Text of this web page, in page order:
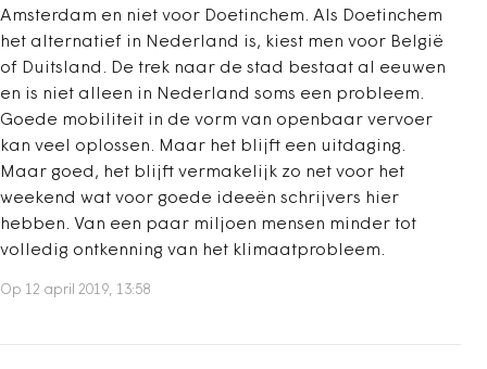
Amsterdam en niet voor Doetinchem. Als Doetinchem
het alternatief in Nederland is, kiest men voor België
of Duitsland. De trek naar de stad bestaat al eeuwen
en is niet alleen in Nederland soms een probleem.
Goede mobiliteit in de vorm van openbaar vervoer
kan veel oplossen. Maar het blijft een uitdaging.
Maar goed, het blijft vermakelijk zo net voor het
weekend wat voor goede ideeën schrijvers hier
hebben. Van een paar miljoen mensen minder tot
volledig ontkenning van het klimaatprobleem.
Op 12 april 2019, 13:58